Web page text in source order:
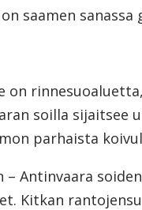
saamen
on
soilla sijaitsee
parhaista
– Antinvaara
Kitkan